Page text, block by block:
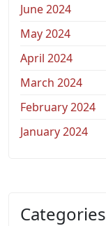
June 2024
May 2024
April 2024
March 2024
February 2024
January 2024
Categories